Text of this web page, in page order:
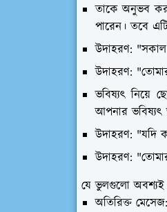
তাকে অনুভব
পারেন। তবে
উদাহরণ: "সকাল
উদাহরণ:
ভবিষ্যৎ নিয়ে
আপনার ভবিষ্যৎ
উদাহরণ: "যদি
উদাহরণ:
যে ভুলগুলো অবশ্যই
অতিরিক্ত